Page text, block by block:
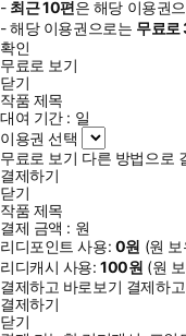
- 최근10편은 해당 이용권
- 해당 이용권으로는 무료로
확인
무료로 보기
닫기
작품 제목
대여 기간 : 일
이용권 선택
무료로 보기 다른 방법으로
결제하기
닫기
작품 제목
결제 금액 : 원
리디포인트 사용: 0원 (원 보
리디캐시 사용:100원 (원
결제하고 바로보기 결제하
결제하기
닫기